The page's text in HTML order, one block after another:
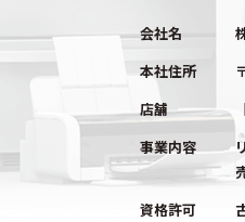
会社名
本社住所
店舗
事業内容
資格許可